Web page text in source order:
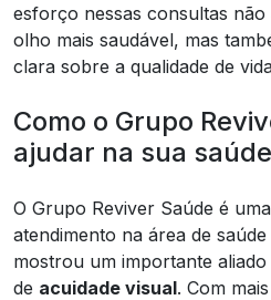
esforço nessas consultas
olho mais saudável, mas
clara sobre a qualidade de
Como o Grupo
ajudar na sua
O Grupo Reviver Saúde é
atendimento na área de
mostrou um importante
de acuidade visual. Com